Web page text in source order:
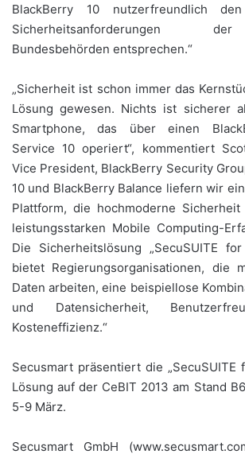
BlackBerry 10 nutzerfreundlich
Sicherheitsanforderungen
Bundesbehörden entsprechen.“
„Sicherheit ist schon immer das
Lösung gewesen. Nichts ist sicherer
Smartphone, das über einen
Service 10 operiert“, kommentiert
Vice President, BlackBerry Security
10 und BlackBerry Balance liefern wir
Plattform, die hochmoderne
leistungsstarken Mobile Computing-
Die Sicherheitslösung „SecuSUITE
bietet Regierungsorganisationen, die
Daten arbeiten, eine beispiellose
und Datensicherheit,
Kosteneffizienz.“
Secusmart präsentiert die „SecuSUITE
Lösung auf der CeBIT 2013 am Stand
5-9 März.
Secusmart GmbH